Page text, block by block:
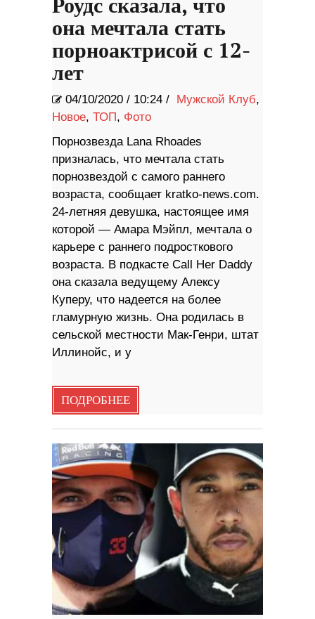
Роудс сказала, что
она мечтала стать
порноактрисой с 12-
лет
04/10/2020 / 10:24 / Мужской Клуб,
Новое, ТОП, Фото
Порнозвезда Lana Rhoades
призналась, что мечтала стать
порнозвездой с самого раннего
возраста, сообщает kratko-news.com.
24-летняя девушка, настоящее имя
которой — Амара Мэйпл, мечтала о
карьере с раннего подросткового
возраста. В подкасте Call Her Daddy
она сказала ведущему Алексу
Куперу, что надеется на более
гламурную жизнь. Она родилась в
сельской местности Мак-Генри, штат
Иллинойс, и у
ПОДРОБНЕЕ